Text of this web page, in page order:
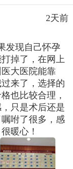
2天前
发现自己怀孕
掉了，在网上
大医院能靠
来了，选择的
也比较合理，
只是术后还是
咐了很多，感
暖心！